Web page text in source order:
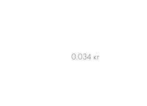
0.034 кг